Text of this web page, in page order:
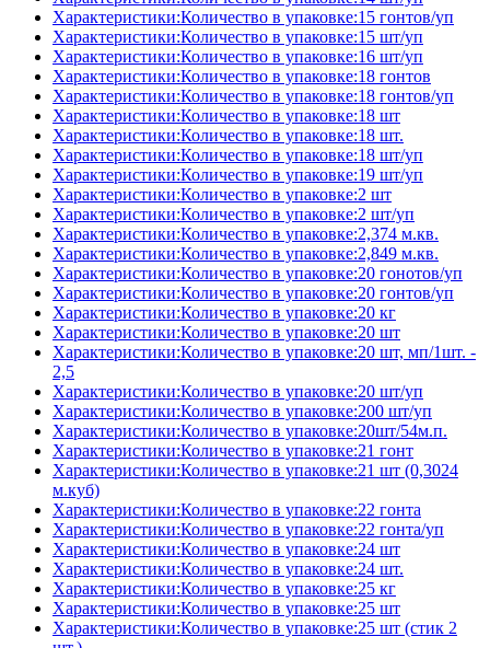
Характеристики:Количество в упаковке:15 гонтов/уп
Характеристики:Количество в упаковке:15 шт/уп
Характеристики:Количество в упаковке:16 шт/уп
Характеристики:Количество в упаковке:18 гонтов
Характеристики:Количество в упаковке:18 гонтов/уп
Характеристики:Количество в упаковке:18 шт
Характеристики:Количество в упаковке:18 шт.
Характеристики:Количество в упаковке:18 шт/уп
Характеристики:Количество в упаковке:19 шт/уп
Характеристики:Количество в упаковке:2 шт
Характеристики:Количество в упаковке:2 шт/уп
Характеристики:Количество в упаковке:2,374 м.кв.
Характеристики:Количество в упаковке:2,849 м.кв.
Характеристики:Количество в упаковке:20 гонотов/уп
Характеристики:Количество в упаковке:20 гонтов/уп
Характеристики:Количество в упаковке:20 кг
Характеристики:Количество в упаковке:20 шт
Характеристики:Количество в упаковке:20 шт, мп/1шт. -
2,5
Характеристики:Количество в упаковке:20 шт/уп
Характеристики:Количество в упаковке:200 шт/уп
Характеристики:Количество в упаковке:20шт/54м.п.
Характеристики:Количество в упаковке:21 гонт
Характеристики:Количество в упаковке:21 шт (0,3024
м.куб)
Характеристики:Количество в упаковке:22 гонта
Характеристики:Количество в упаковке:22 гонта/уп
Характеристики:Количество в упаковке:24 шт
Характеристики:Количество в упаковке:24 шт.
Характеристики:Количество в упаковке:25 кг
Характеристики:Количество в упаковке:25 шт
Характеристики:Количество в упаковке:25 шт (стик 2